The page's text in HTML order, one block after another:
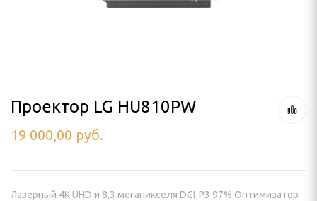
Проектор LG HU810PW
19 000,00 руб.
Лазерный 4K UHD и 8,3 мегапикселя DCI-P3 97% Оптимизатор